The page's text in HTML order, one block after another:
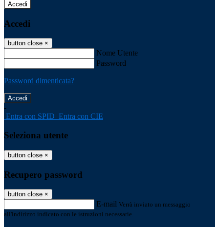
Accedi
Accedi
button close ×
Nome Utente
Password
Password dimenticata?
-
Entra con SPID Entra con CIE
Seleziona utente
button close ×
Recupero password
button close ×
E-mail Verrà inviato un messaggio
all'indirizzo indicato con le istruzioni necessarie.